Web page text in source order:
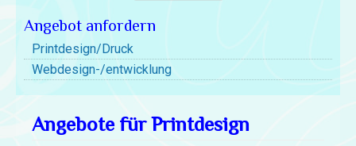
Angebot anfordern
Printdesign/Druck
Webdesign-/entwicklung
Angebote für Printdesign